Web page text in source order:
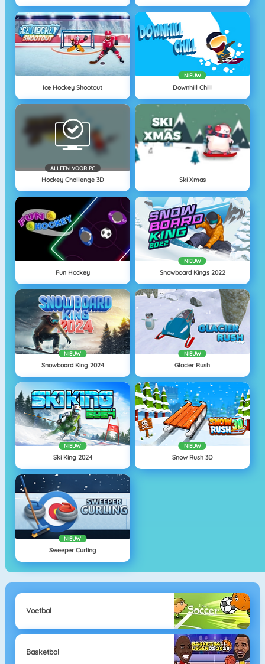
Ice Hockey Shootout
NIEUW
Downhill Chill
ALLEEN VOOR PC
Hockey Challenge 3D Ski Xmas
Fun Hockey
NIEUW
Snowboard Kings 2022
NIEUW
Snowboard King 2024
NIEUW
Glacier Rush
NIEUW
Ski King 2024
NIEUW
Snow Rush 3D
NIEUW
Sweeper Curling
Voetbal
Basketbal